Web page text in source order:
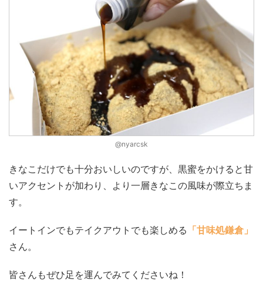
@nyarcsk
きなこだけでも十分おいしいのですが、黒蜜をかけると甘
いアクセントが加わり、より一層きなこの風味が際立ちま
す。
イートインでもテイクアウトでも楽しめる 「甘味処鎌倉」
さん。
皆さんもぜひ足を運んでみてくださいね！